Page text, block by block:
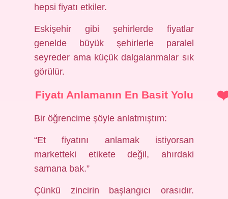
hepsi fiyatı etkiler.
Eskişehir gibi şehirlerde fiyatlar
genelde büyük şehirlerle paralel
seyreder ama küçük dalgalanmalar sık
görülür.
Fiyatı Anlamanın En Basit Yolu
Bir öğrencime şöyle anlatmıştım:
“Et fiyatını anlamak istiyorsan
marketteki etikete değil, ahırdaki
samana bak.”
Çünkü zincirin başlangıcı orasıdır.